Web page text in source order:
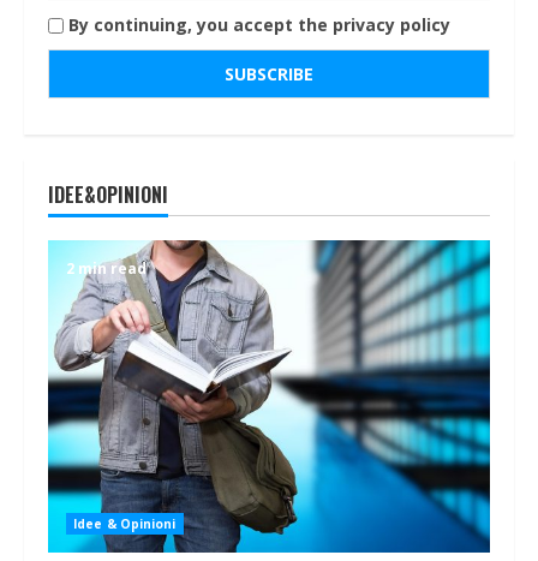
By continuing, you accept the privacy policy
IDEE&OPINIONI
2 min read
Idee & Opinioni